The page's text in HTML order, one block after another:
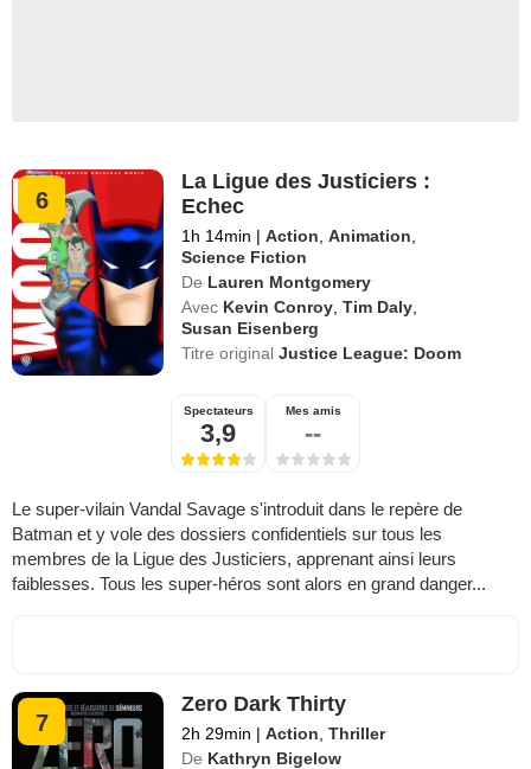
6
La Ligue des Justiciers :
Echec
1h 14min | Action ,Animation
Science Fiction
De Lauren Montgomery
Avec Kevin Conroy ,Tim Daly
Susan Eisenberg
Titre originalJustice League: Doom
Spectateurs
3,9
Mes amis
--
Le super-vilain Vandal Savage s'introduit dans le repère de
Batman et y vole des dossiers confidentiels sur tous les
membres de la Ligue des Justiciers, apprenant ainsi leurs
faiblesses. Tous les super-héros sont alors en grand danger...
7
Zero Dark Thirty
2h 29min | Action ,Thriller
De Kathryn Bigelow